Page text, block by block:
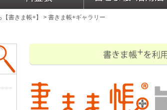
書きま帳+】
> 書きま帳+ギャラリー